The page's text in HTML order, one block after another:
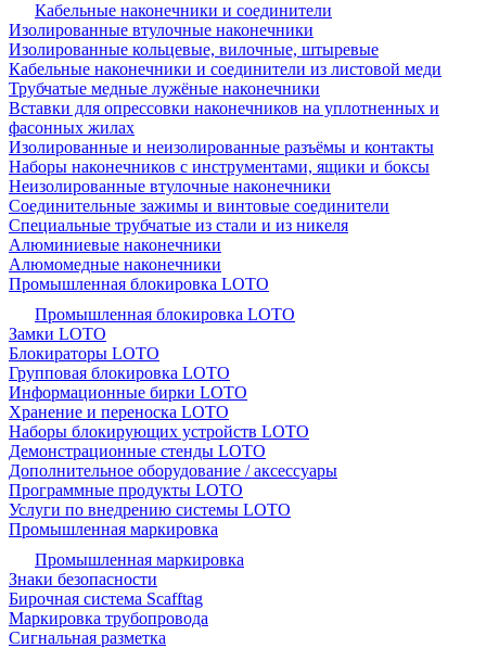
Кабельные наконечники и соединители
Изолированные втулочные наконечники
Изолированные кольцевые, вилочные, штыревые
Кабельные наконечники и соединители из листовой меди
Трубчатые медные лужёные наконечники
Вставки для опрессовки наконечников на уплотненных и
фасонных жилах
Изолированные и неизолированные разъёмы и контакты
Наборы наконечников с инструментами, ящики и боксы
Неизолированные втулочные наконечники
Соединительные зажимы и винтовые соединители
Специальные трубчатые из стали и из никеля
Алюминиевые наконечники
Алюмомедные наконечники
Промышленная блокировка LOTO
Промышленная блокировка LOTO
Замки LOTO
Блокираторы LOTO
Групповая блокировка LOTO
Информационные бирки LOTO
Хранение и переноска LOTO
Наборы блокирующих устройств LOTO
Демонстрационные стенды LOTO
Дополнительное оборудование / аксессуары
Программные продукты LOTO
Услуги по внедрению системы LOTO
Промышленная маркировка
Промышленная маркировка
Знаки безопасности
Бирочная система Scafftag
Маркировка трубопровода
Сигнальная разметка